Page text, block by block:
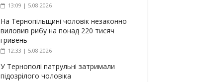
13:09 | 5.08.2026
На Тернопільщині чоловік незаконно
виловив рибу на понад 220 тисяч
гривень
12:33 | 5.08.2026
У Тернополі патрульні затримали
підозрілого чоловіка